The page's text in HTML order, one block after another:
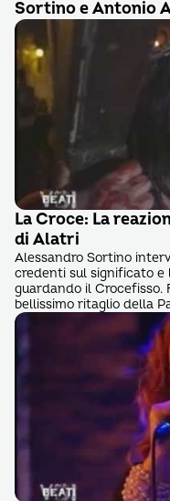
Sortino e Antonio
La Croce: La
di Alatri
Alessandro Sortino
credenti sul significato e
guardando il Crocefisso.
bellissimo ritaglio della